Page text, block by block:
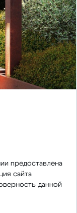
предоставлена
сайта
данной